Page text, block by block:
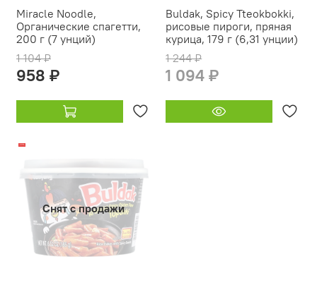
Miracle Noodle,
Органические спагетти,
200 г (7 унций)
1 104 ₽
958 ₽
Buldak, Spicy Tteokbokki,
рисовые пироги, пряная
курица, 179 г (6,31 унции)
1 244 ₽
1 094 ₽
Снят с продажи
-20%